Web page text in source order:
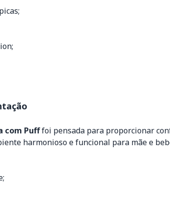
com Pufffoi pensada para proporcionar
harmonioso e funcional para mãe e